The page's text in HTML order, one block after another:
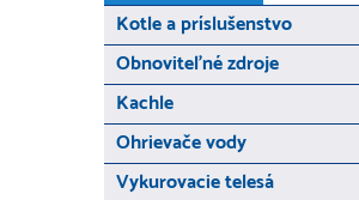
Kotle a príslušenstvo
Obnoviteľné zdroje
Kachle
Ohrievače vody
Vykurovacie telesá